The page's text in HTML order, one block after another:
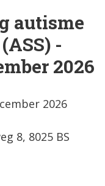
autisme
-
2026
2026
8, 8025 BS